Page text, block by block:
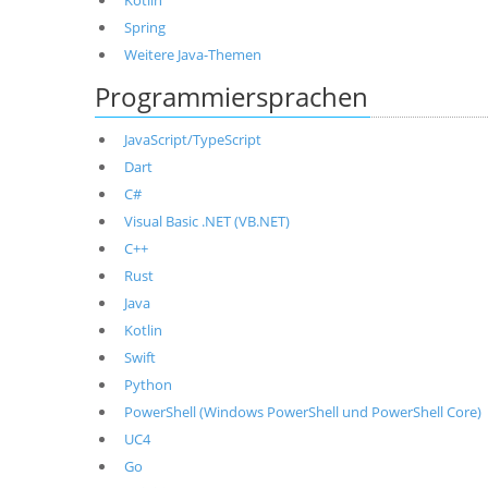
Spring
Weitere Java-Themen
Programmiersprachen
JavaScript/TypeScript
Dart
C#
Visual Basic .NET (VB.NET)
C++
Rust
Java
Kotlin
Swift
Python
PowerShell (Windows PowerShell und PowerShell Core)
UC4
Go